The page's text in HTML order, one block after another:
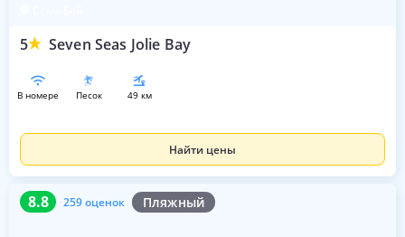
5 Seven Seas Jolie Bay
в номере песок 49 км
Найти цены
8.8 259 оценок Пляжный
8.8 259 оценок